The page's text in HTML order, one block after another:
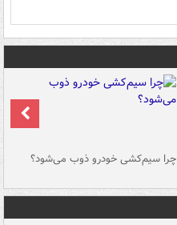
چرا سیم‌کشی خودرو ذوب می‌شود؟